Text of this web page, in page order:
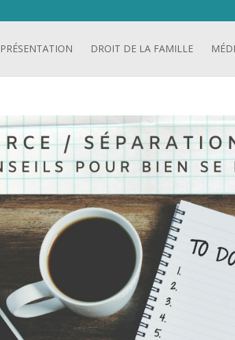
PRÉSENTATION DROIT DE LA FAMILLE